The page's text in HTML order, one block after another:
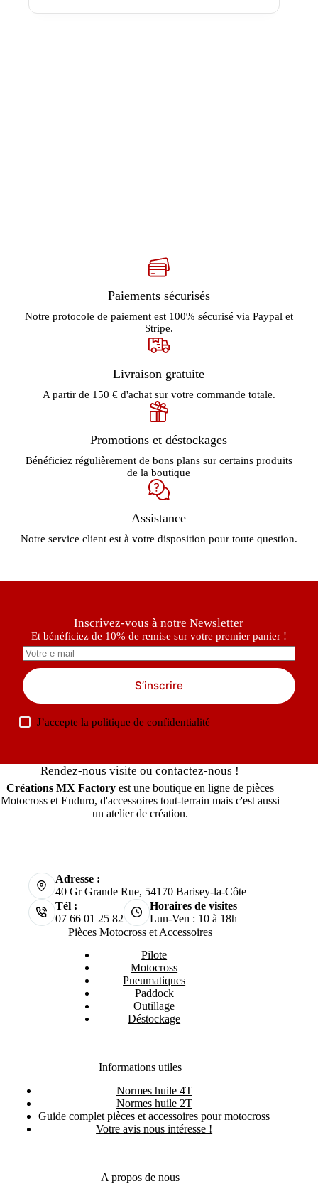
Paiements sécurisés
Notre protocole de paiement est 100% sécurisé via Paypal et
Stripe.
Livraison gratuite
A partir de 150 € d'achat sur votre commande totale.
Promotions et déstockages
Bénéficiez régulièrement de bons plans sur certains produits
de la boutique
Assistance
Notre service client est à votre disposition pour toute question.
Inscrivez-vous à notre Newsletter
Et bénéficiez de 10% de remise sur votre premier panier !
S’inscrire
J’accepte lapolitique de confidentialité
Rendez-nous visite ou contactez-nous !
Créations MX Factoryest une boutique en ligne de pièces
Motocross et Enduro, d'accessoires tout-terrain mais c'est aussi
un atelier de création.
Adresse :
40 Gr Grande Rue, 54170 Barisey-la-Côte
Tél :
07 66 01 25 82
Horaires de visites
Lun-Ven : 10 à 18h
Pièces Motocross et Accessoires
Pilote
Motocross
Pneumatiques
Paddock
Outillage
Déstockage
Informations utiles
Normes huile 4T
Normes huile 2T
Guide complet pièces et accessoires pour motocross
Votre avis nous intéresse !
A propos de nous